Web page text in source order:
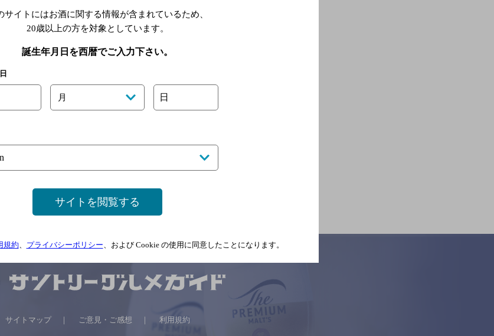
くはお店にお問い合わせください。
ご利用ください。
[情報提供：ぐるなび]
サイトマップ ご意見・ご感想 利用規約
サイトにはお酒に関する情報が含まれているため、
20歳以上の方を対象としています。
誕生年月日を西暦でご入力下さい。
月 日
サイトを閲覧する
規約、 プライバシーポリシー、および Cookie の使用に同意したことになります。